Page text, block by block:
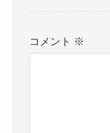
コメント ※